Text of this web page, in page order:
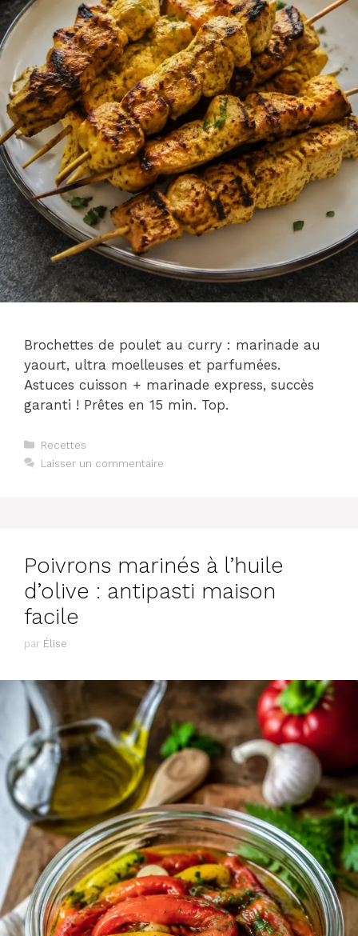
Brochettes de poulet au curry : marinade au
yaourt, ultra moelleuses et parfumées.
Astuces cuisson + marinade express, succès
garanti ! Prêtes en 15 min. Top.
Catégories
Recettes
Laisser un commentaire
Poivrons marinés à l’huile
d’olive : antipasti maison
facile
par Élise